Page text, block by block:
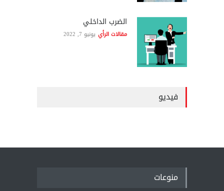
الضرب الداخلي
مقالات الرأي يونيو 7, 2022
فيديو
منوعات